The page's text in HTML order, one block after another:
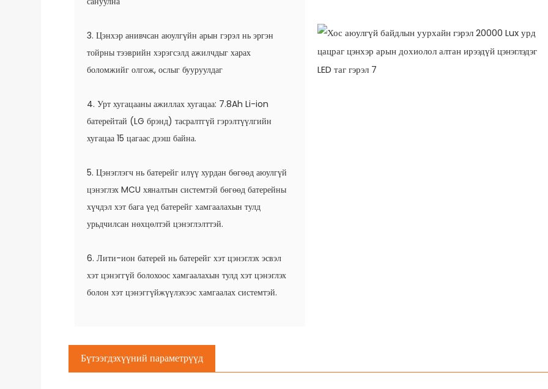
3. Цэнхэр анивчсан аюулгүйн арын гэрэл нь эргэн
тойрны тээврийн хэрэгсэлд ажилчдыг харах
боломжийг олгож, ослыг бууруулдаг
4. Урт хугацааны ажиллах хугацаа: 7.8Ah Li-ion
батерейтай (LG брэнд) тасралтгүй гэрэлтүүлгийн
хугацаа 15 цагаас дээш байна.
5. Цэнэглэгч нь батерейг илүү хурдан бөгөөд аюулгүй
цэнэглэх MCU хяналтын системтэй бөгөөд батерейны
хүчдэл хэт бага үед батерейг хамгаалахын тулд
урьдчилсан нөхцөлтэй цэнэглэлттэй.
6. Лити-ион батерей нь батерейг хэт цэнэглэх эсвэл
хэт цэнэггүй болохоос хамгаалахын тулд хэт цэнэглэх
болон хэт цэнэггүйжүүлэхээс хамгаалах системтэй.
Бүтээгдэхүүний параметрүүд